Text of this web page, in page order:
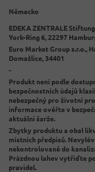
Německo
EDEKA ZENTRALE
York-Ring 6, 22297
Euro Market Group s.r.o.,
Domažlice, 34401
-
Produkt není podle
bezpečnostních údajů
nebezpečný pro životní
informace ověřte v
aktuální šarže.
Zbytky produktu a obal
místních předpisů.
nekontrolovaně do
Prázdnou lahev vytřiďte
pravidel.